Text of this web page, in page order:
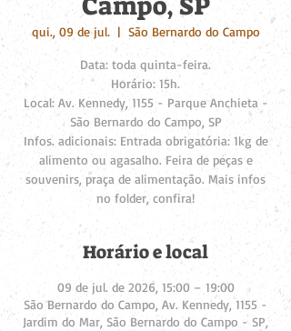
qui., 09 de jul.
  |
São Bernardo do Campo
Data: toda quinta-feira.
Horário: 15h.
Local: Av. Kennedy, 1155 - Parque Anchieta -
São Bernardo do Campo, SP
Infos. adicionais: Entrada obrigatória: 1kg de
alimento ou agasalho. Feira de peças e
souvenirs, praça de alimentação. Mais infos
no folder, confira!
Horário e local
09 de jul. de 2026, 15:00 – 19:00
São Bernardo do Campo, Av. Kennedy, 1155 -
Jardim do Mar, São Bernardo do Campo - SP,